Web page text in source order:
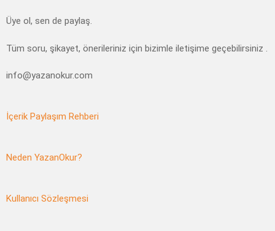
Üye ol, sen de paylaş.
Tüm soru, şikayet, önerileriniz için bizimle iletişime geçebilirsiniz .
info@yazanokur.com
İçerik Paylaşım Rehberi
Neden YazanOkur?
Kullanıcı Sözleşmesi